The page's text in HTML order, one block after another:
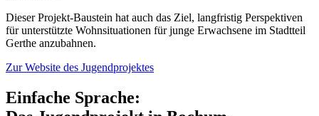
Dieser Projekt-Baustein hat auch das Ziel, langfristig Perspektiven
für unterstützte Wohnsituationen für junge Erwachsene im Stadtteil
Gerthe anzubahnen.
Zur Website des Jugendprojektes
Einfache Sprache: